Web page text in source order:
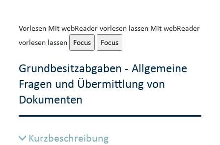
Vorlesen Mit webReader vorlesen lassen Mit webReader
vorlesen lassen
Focus Focus
Grundbesitzabgaben - Allgemeine
Fragen und Übermittlung von
Dokumenten
Kurzbeschreibung